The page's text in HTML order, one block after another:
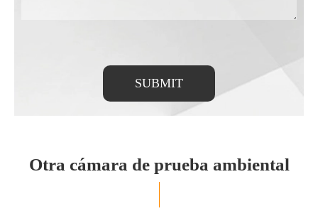
SUBMIT
Otra cámara de prueba ambiental